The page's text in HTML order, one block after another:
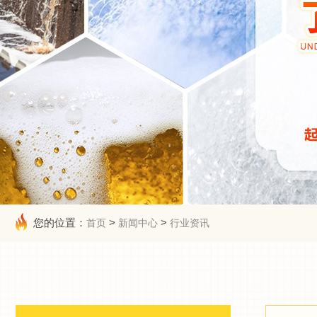
您的位置： 首页 > 新闻中心 > 行业资讯